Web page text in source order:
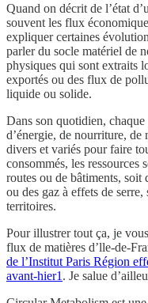
Quand on décrit de l’état
souvent les flux
expliquer certaines
parler du socle matériel de
physiques qui sont extraits
exportés ou des flux de
liquide ou solide.
Dans son quotidien,
d’énergie, de nourriture,
divers et variés pour faire
consommés, les ressources
routes ou de bâtiments, soit
ou des gaz à effets de
territoires.
Pour illustrer tout ça, je
flux de matières d’lle-de-
de l’Institut Paris Région
avant-hier1 . Je salue